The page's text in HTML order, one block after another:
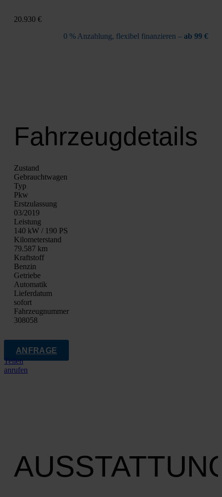
20.930 €
0 % Anzah­lung, fle­xi­bel finan­zie­ren – ab 99 €
Fahrzeugdetails
Zustand
Gebraucht­wa­gen
Typ
Pkw
Erst­zu­las­sung
03/2019
Leis­tung
140 kW / 190 PS
Kilo­me­ter­stand
79.587 km
Kraft­stoff
Ben­zin
Getrie­be
Auto­ma­tik
Lie­fer­da­tum
sofort
Fahrzeugnummer
308058
ANFRAGE
Teilen
anrufen